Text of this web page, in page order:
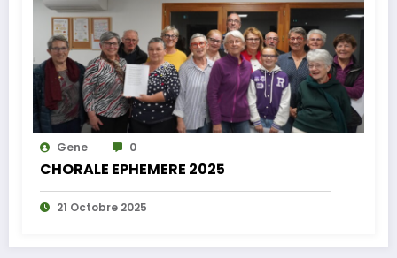
Gene 0
CHORALE EPHEMERE 2025
21 Octobre 2025